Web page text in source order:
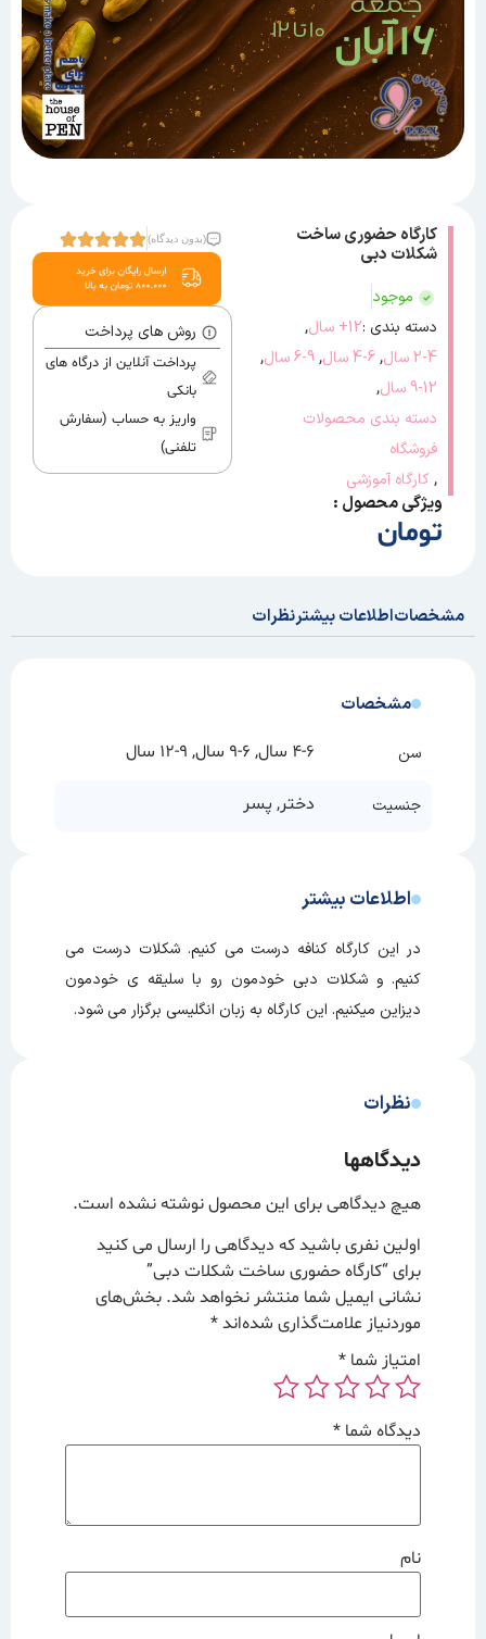
کارگاه حضوری ساخت
شکلات دبی
موجود
دسته بندی :12+ سال ,
2-4 سال ,4-6 سال ,6-9 سال ,
9-12 سال ,
دسته بندی محصولات
فروشگاه
,کارگاه آموزشی
ویژگی محصول :
تومان
(بدون دیدگاه)
روش های پرداخت
پرداخت آنلاین از درگاه های
بانکی
واریز به حساب (سفارش
تلفنی)
مشخصاتاطلاعات بیشترنظرات
مشخصات
سن 4-6 سال, 6-9 سال, 9-12 سال
جنسیت دختر, پسر
اطلاعات بیشتر
در این کارگاه کنافه درست می کنیم. شکلات درست می
کنیم. و شکلات دبی خودمون رو با سلیقه ی خودمون
دیزاین میکنیم. این کارگاه به زبان انگلیسی برگزار می شود.
نظرات
دیدگاهها
هیچ دیدگاهی برای این محصول نوشته نشده است.
اولین نفری باشید که دیدگاهی را ارسال می کنید
برای “کارگاه حضوری ساخت شکلات دبی”
نشانی ایمیل شما منتشر نخواهد شد. بخش‌های
موردنیاز علامت‌گذاری شده‌اند*
امتیاز شما *
دیدگاه شما *
نام